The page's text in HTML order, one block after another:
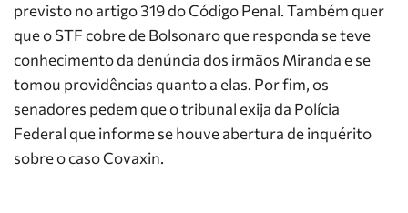
previsto no artigo 319 do Código Penal. Também quer
que o STF cobre de Bolsonaro que responda se teve
conhecimento da denúncia dos irmãos Miranda e se
tomou providências quanto a elas. Por fim, os
senadores pedem que o tribunal exija da Polícia
Federal que informe se houve abertura de inquérito
sobre o caso Covaxin.